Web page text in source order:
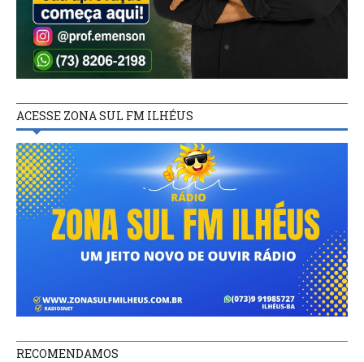
ACESSE ZONA SUL FM ILHÉUS
RECOMENDAMOS